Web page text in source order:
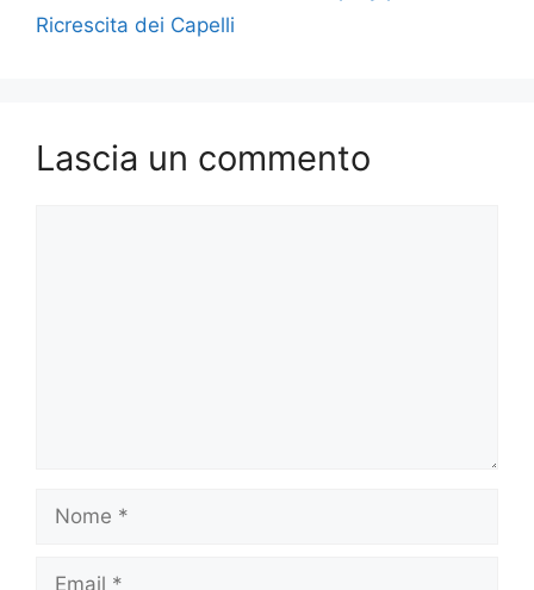
Ricrescita dei Capelli
Lascia un commento